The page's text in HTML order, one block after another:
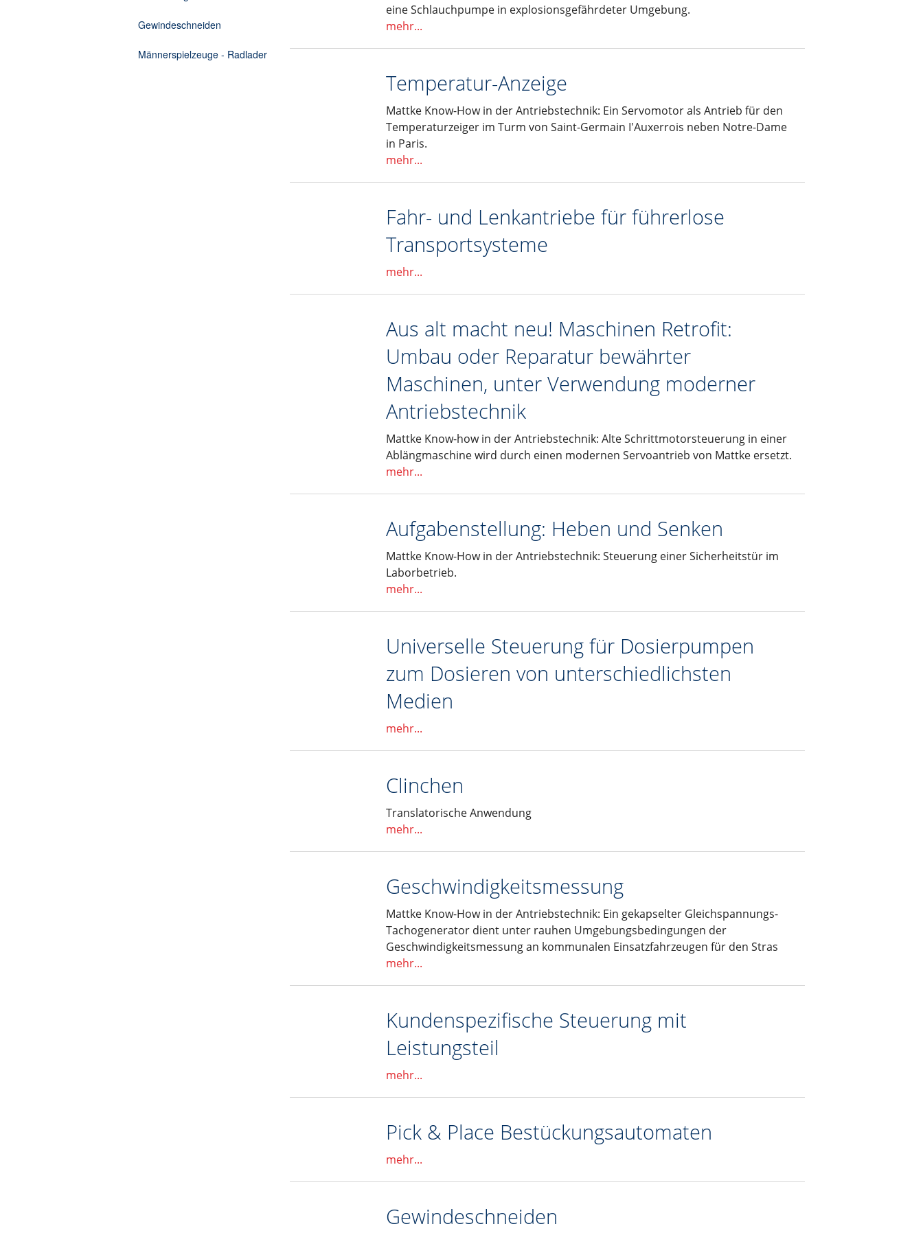
Gewindeschneiden
Männerspielzeuge - Radlader
eine Schlauchpumpe in explosionsgefährdeter Umgebung.
mehr...
Temperatur-Anzeige
Mattke Know-How in der Antriebstechnik: Ein Servomotor als Antrieb für den
Temperaturzeiger im Turm von Saint-Germain I'Auxerrois neben Notre-Dame
in Paris.
mehr...
Fahr- und Lenkantriebe für führerlose
Transportsysteme
mehr...
Aus alt macht neu! Maschinen Retrofit:
Umbau oder Reparatur bewährter
Maschinen, unter Verwendung moderner
Antriebstechnik
Mattke Know-how in der Antriebstechnik: Alte Schrittmotorsteuerung in einer
Ablängmaschine wird durch einen modernen Servoantrieb von Mattke ersetzt.
mehr...
Aufgabenstellung: Heben und Senken
Mattke Know-How in der Antriebstechnik: Steuerung einer Sicherheitstür im
Laborbetrieb.
mehr...
Universelle Steuerung für Dosierpumpen
zum Dosieren von unterschiedlichsten
Medien
mehr...
Clinchen
Translatorische Anwendung
mehr...
Geschwindigkeitsmessung
Mattke Know-How in der Antriebstechnik: Ein gekapselter Gleichspannungs-
Tachogenerator dient unter rauhen Umgebungsbedingungen der
Geschwindigkeitsmessung an kommunalen Einsatzfahrzeugen für den Stras
mehr...
Kundenspezifische Steuerung mit
Leistungsteil
mehr...
Pick & Place Bestückungsautomaten
mehr...
Gewindeschneiden